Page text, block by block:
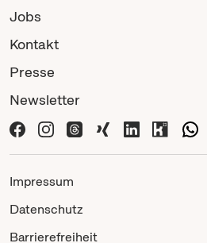
Jobs
Kontakt
Presse
Newsletter
Impressum
Datenschutz
Barrierefreiheit